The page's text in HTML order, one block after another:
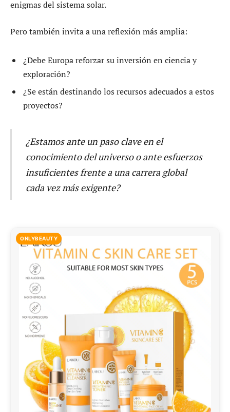
enigmas del sistema solar.
Pero también invita a una reflexión más amplia:
¿Debe Europa reforzar su inversión en ciencia y
exploración?
¿Se están destinando los recursos adecuados a estos
proyectos?
¿Estamos ante un paso clave en el
conocimiento del universo o ante esfuerzos
insuficientes frente a una carrera global
cada vez más exigente?
ONLYBEAUTY